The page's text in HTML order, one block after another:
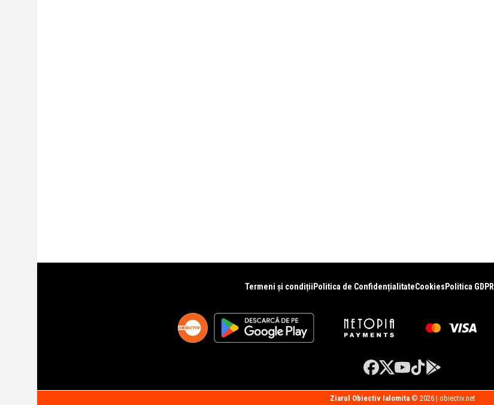
Termeni și condiții Politica de ConfidențialitateCookies Politica GDPR
Ziarul Obiectiv Ialomita© 2026 | obiectiv.net